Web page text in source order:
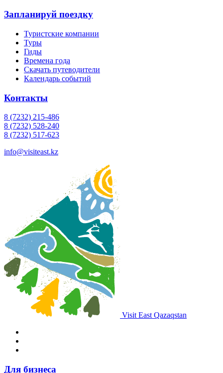
Запланируй поездку
Туристские компании
Туры
Гиды
Времена года
Скачать путеводители
Календарь событий
Контакты
8 (7232) 215-486
8 (7232) 528-240
8 (7232) 517-623
info@visiteast.kz
Visit East Qazaqstan
Для бизнеса